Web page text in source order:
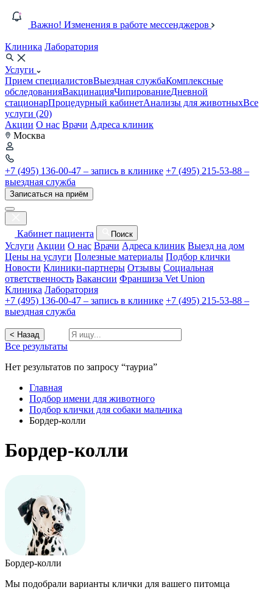
Важно! Изменения в работе мессенджеров
Клиника Лаборатория
Услуги
Прием специалистовВыездная службаКомплексные
обследованияВакцинацияЧипированиеДневной
стационарПроцедурный кабинетАнализы для животныхВсе
услуги (20)
Акции О нас Врачи Адреса клиник
Москва
+7 (495) 136-00-47 – запись в клинике +7 (495) 215-53-88 –
выездная служба
Записаться на приём
Кабинет пациента Поиск
Услуги Акции О нас Врачи Адреса клиник Выезд на дом
Цены на услуги Полезные материалы Подбор клички
Новости Клиники-партнеры Отзывы Социальная
ответственность Вакансии Франшиза Vet Union
Клиника Лаборатория
+7 (495) 136-00-47 – запись в клинике +7 (495) 215-53-88 –
выездная служба
< Назад
Все результаты
Нет результатов по запросу “тауриа”
Главная
Подбор имени для животного
Подбор клички для собаки мальчика
Бордер-колли
Бордер-колли
Бордер-колли
Мы подобрали варианты клички для вашего питомца